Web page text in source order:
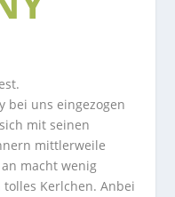
bei uns eingezogen
mit seinen
mittlerweile
macht wenig
Kerlchen. Anbei